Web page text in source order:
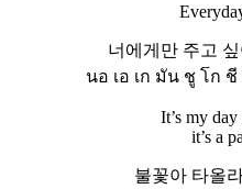
너에게만 주고 싶
นอ เอ เก มัน ชู โก ชี
It’s my
it’s a
불꽃아 타올